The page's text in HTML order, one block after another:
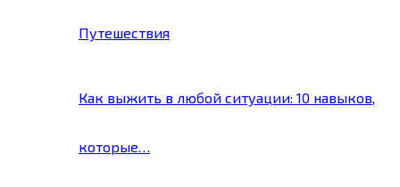
Путешествия
Как выжить в любой ситуации: 10 навыков,
которые…